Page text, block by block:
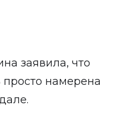
заявила, что
просто намерена